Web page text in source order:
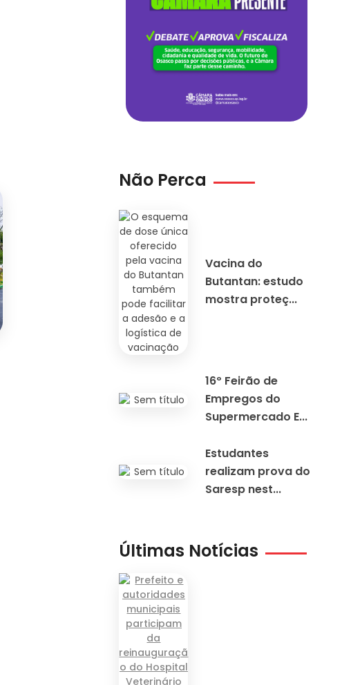
Não Perca
Vacina do
Butantan: estudo
mostra proteç...
16º Feirão de
Empregos do
Supermercado E...
Estudantes
realizam prova do
Saresp nest...
Últimas Notícias